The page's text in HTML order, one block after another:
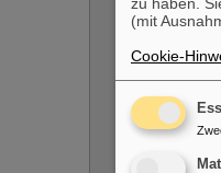
(mit
Cookie-